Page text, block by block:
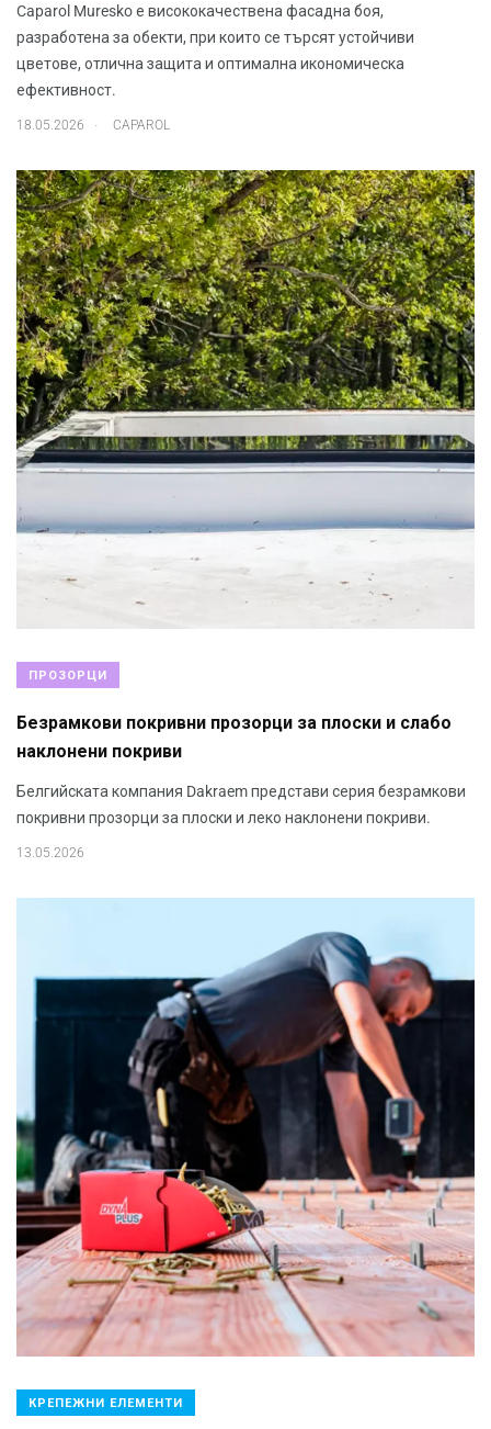
Caparol Muresko е висококачествена фасадна боя,
разработена за обекти, при които се търсят устойчиви
цветове, отлична защита и оптимална икономическа
ефективност.
18.05.2026 CAPAROL
ПРОЗОРЦИ
Безрамкови покривни прозорци за плоски и слабо
наклонени покриви
Белгийската компания Dakraem представи серия безрамкови
покривни прозорци за плоски и леко наклонени покриви.
13.05.2026
КРЕПЕЖНИ ЕЛЕМЕНТИ